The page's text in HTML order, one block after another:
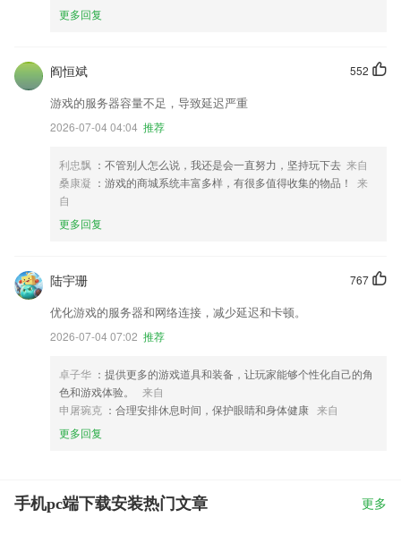
更多回复
552
阎恒斌
游戏的服务器容量不足，导致延迟严重
2026-07-04 04:04 推荐
利忠飘 ：不管别人怎么说，我还是会一直努力，坚持玩下去 来自
桑康凝 ：游戏的商城系统丰富多样，有很多值得收集的物品！
来
自
更多回复
767
陆宇珊
优化游戏的服务器和网络连接，减少延迟和卡顿。
2026-07-04 07:02 推荐
卓子华 ：提供更多的游戏道具和装备，让玩家能够个性化自己的角
色和游戏体验。
来自
申屠琬克 ：合理安排休息时间，保护眼睛和身体健康 来自
更多回复
手机pc端下载安装热门文章 更多